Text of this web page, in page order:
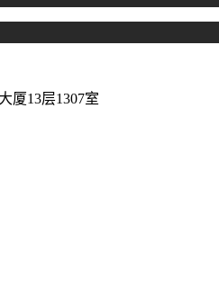
厦13层1307室